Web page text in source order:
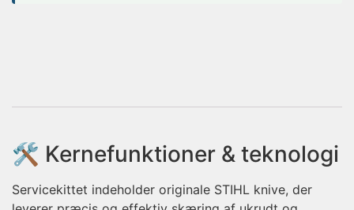
🛠️ Kernefunktioner & teknologi
Servicekittet indeholder originale STIHL knive, der